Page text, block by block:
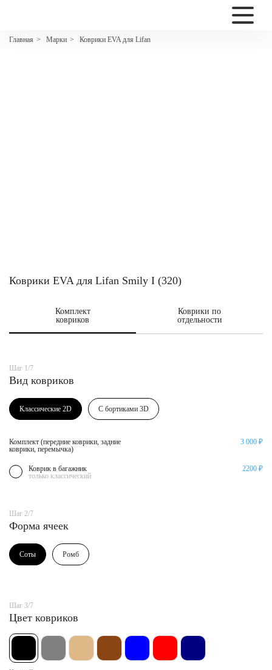
Главная > Марки > Коврики EVA для Lifan
2200
Коврики EVA для Lifan Smily I (320)
Комплект
ковриков
Коврики по
отдельности
Шаг 1/7
Вид ковриков
Классические 2D С бортиками 3D
Комплект (передние коврики, задние
коврики, перемычка)
3 000 ₽
Коврик в багажник
только классический
2200 ₽
Шаг 2/7
Форма ячеек
Соты Ромб
Шаг 3/7
Цвет ковриков